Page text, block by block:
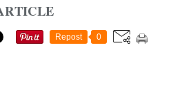
Repost 0